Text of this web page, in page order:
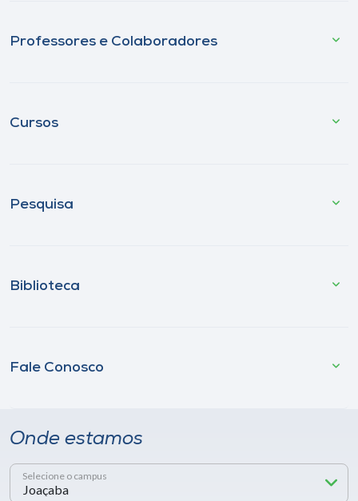
Professores e Colaboradores
Cursos
Pesquisa
Biblioteca
Fale Conosco
Onde estamos
Selecione o campus